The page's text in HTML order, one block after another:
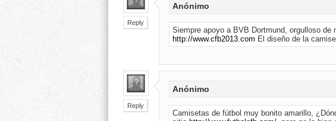
Reply
Anónimo
Siempre apoyo a BVB Dortmund, orgulloso
http://www.cfb2013.com El diseño de la
Reply
Anónimo
Camisetas de fútbol muy bonito amarillo,